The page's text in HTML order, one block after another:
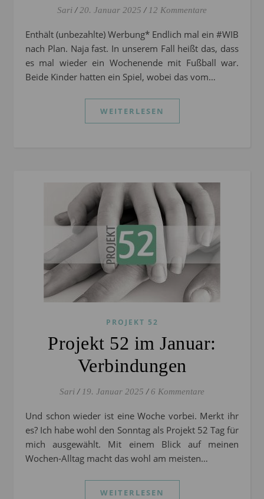
Sari / 20. Januar 2025 / 12 Kommentare
Enthält (unbezahlte) Werbung* Endlich mal ein #WIB
nach Plan. Naja fast. In unserem Fall heißt das, dass
es mal wieder ein Wochenende mit Fußball war.
Beide Kinder hatten ein Spiel, wobei das vom…
WEITERLESEN
PROJEKT 52
Projekt 52 im Januar:
Verbindungen
Sari / 19. Januar 2025 / 6 Kommentare
Und schon wieder ist eine Woche vorbei. Merkt ihr
es? Ich habe wohl den Sonntag als Projekt 52 Tag für
mich ausgewählt. Mit einem Blick auf meinen
Wochen-Alltag macht das wohl am meisten…
WEITERLESEN